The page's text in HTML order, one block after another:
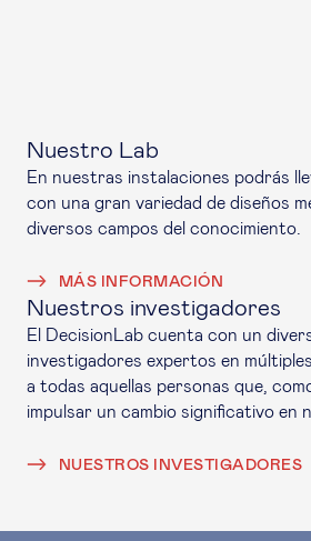
Nuestro Lab
En nuestras instalaciones podrás
con una gran variedad de diseños
diversos campos del conocimiento.
MÁS INFORMACIÓN
Nuestros investigadores
El DecisionLab cuenta con un
investigadores expertos en
a todas aquellas personas que,
impulsar un cambio significativo en
NUESTROS INVESTIGADORES